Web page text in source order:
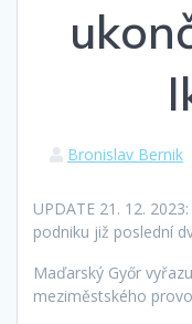
Bronislav Bernik
UPDATE 21. 12.
podniku již poslední
Maďarský Győr
meziměstského